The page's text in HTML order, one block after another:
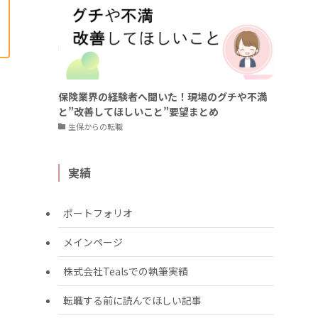
保険業界の経験者へ聞いた！現場のグチや不満
と”改善してほしいこと”要望まとめ
生保からの転職
実績
ポートフォリオ
メインページ
株式会社Tealsでの執筆実績
転職する前に読んでほしい記事